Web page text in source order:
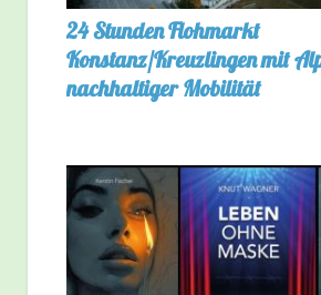
24 Stunden Flohmarkt
Konstanz/Kreuzlingen mit
nachhaltiger Mobilität